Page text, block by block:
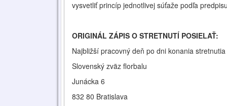
vysvetliť princíp jednotlivej súťaže podľa
ORIGINÁL ZÁPIS O STRETNUTÍ POSIELAŤ:
Najbližší pracovný deň po dni konania
Slovenský zväz florbalu
Junácka 6
832 80 Bratislava